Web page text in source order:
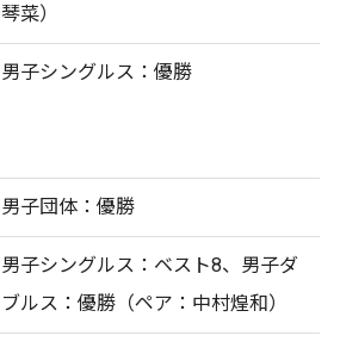
琴菜）
男子シングルス：優勝
男子団体：優勝
男子シングルス：ベスト8、男子ダ
ブルス：優勝（ペア：中村煌和）